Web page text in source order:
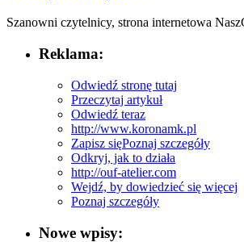
Szanowni czytelnicy, strona internetowa
Reklama:
Odwiedź stronę tutaj
Przeczytaj artykuł
Odwiedź teraz
http://www.koronamk.pl
Zapisz sięPoznaj szczegóły
Odkryj, jak to działa
http://ouf-atelier.com
Wejdź, by dowiedzieć się więcej
Poznaj szczegóły
Nowe wpisy: